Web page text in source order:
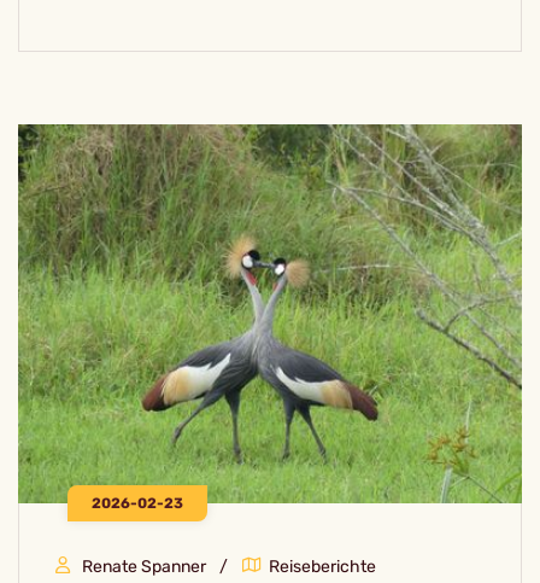
2026-02-23
Renate Spanner Reiseberichte